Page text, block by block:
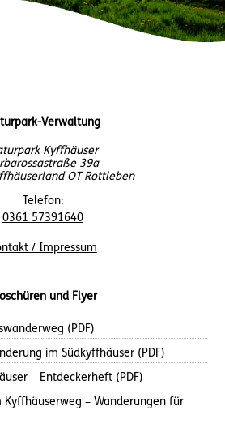
Verwaltung
Kyffhäuser
39a
OT Rottleben
Telefon:
0361 57391640
/ Impressum
und Flyer
(PDF)
im Südkyffhäuser (PDF)
– Entdeckerheft (PDF)
– Wanderungen für